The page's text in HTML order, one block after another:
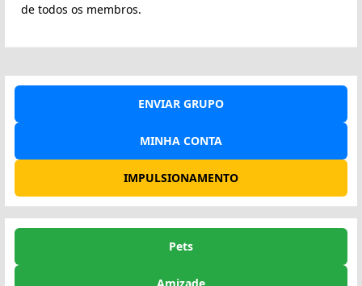
de todos os membros.
ENVIAR GRUPO
MINHA CONTA
IMPULSIONAMENTO
Pets